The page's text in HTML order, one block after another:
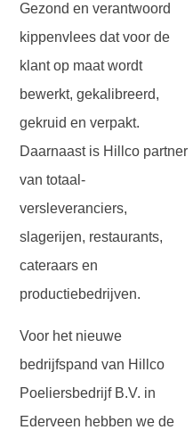
Gezond en verantwoord
kippenvlees dat voor de
klant op maat wordt
bewerkt, gekalibreerd,
gekruid en verpakt.
Daarnaast is Hillco partner
van totaal-
versleveranciers,
slagerijen, restaurants,
cateraars en
productiebedrijven.
Voor het nieuwe
bedrijfspand van Hillco
Poeliersbedrijf B.V. in
Ederveen hebben we de